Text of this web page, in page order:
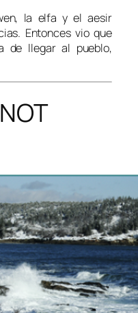
la elfa y el aesir
Entonces vio que
de llegar al pueblo,